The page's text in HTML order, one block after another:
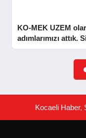
SIYASET
EKONOMI
KO-MEK UZEM
adımlarımızı
Kocaeli Haber,